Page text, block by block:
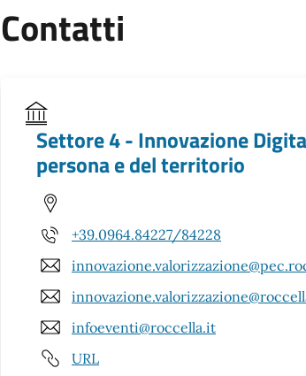
Contatti
Settore 4 - Innovazione
persona e del territorio
+39.0964.84227/84228
infoeventi@roccella.it
URL